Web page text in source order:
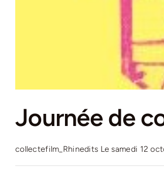
Journée de
collectefilm_Rhinedits Le samedi 12